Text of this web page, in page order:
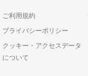
ご利用規約
プライバシーポリシー
クッキー・アクセスデータ
について